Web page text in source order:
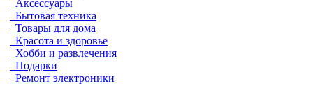
Аксессуары
Бытовая техника
Товары для дома
Красота и здоровье
Хобби и развлечения
Подарки
Ремонт электроники